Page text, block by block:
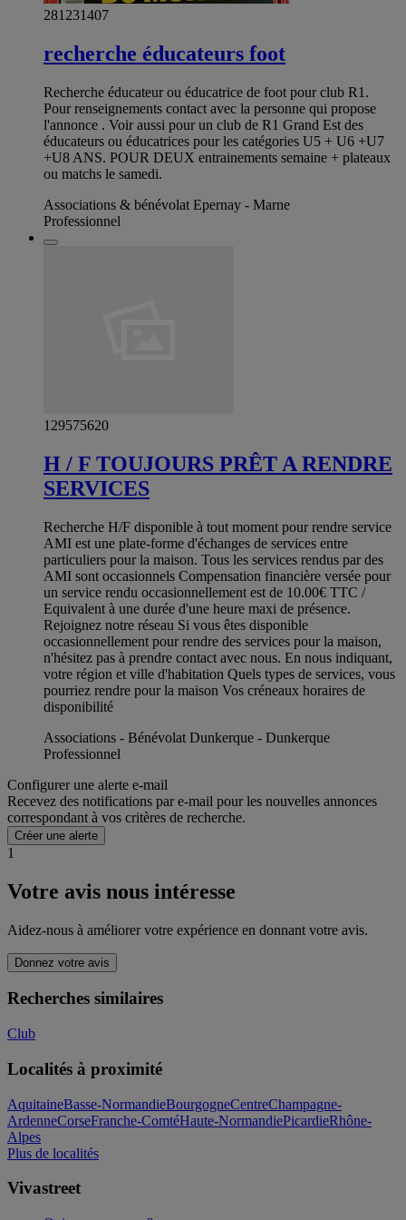
281231407
recherche éducateurs foot
Recherche éducateur ou éducatrice de foot pour club R1.
Pour renseignements contact avec la personne qui propose
l'annonce . Voir aussi pour un club de R1 Grand Est des
éducateurs ou éducatrices pour les catégories U5 + U6 +U7
+U8 ANS. POUR DEUX entrainements semaine + plateaux
ou matchs le samedi.
Associations & bénévolat Epernay - Marne
Professionnel
129575620
H / F TOUJOURS PRÊT A RENDRE
SERVICES
Recherche H/F disponible à tout moment pour rendre service
AMI est une plate-forme d'échanges de services entre
particuliers pour la maison. Tous les services rendus par des
AMI sont occasionnels Compensation financière versée pour
un service rendu occasionnellement est de 10.00€ TTC /
Equivalent à une durée d'une heure maxi de présence.
Rejoignez notre réseau Si vous êtes disponible
occasionnellement pour rendre des services pour la maison,
n'hésitez pas à prendre contact avec nous. En nous indiquant,
votre région et ville d'habitation Quels types de services, vous
pourriez rendre pour la maison Vos créneaux horaires de
disponibilité
Associations - Bénévolat Dunkerque - Dunkerque
Professionnel
Configurer une alerte e-mail
Recevez des notifications par e-mail pour les nouvelles annonces
correspondant à vos critères de recherche.
Créer une alerte
1
Votre avis nous intéresse
Aidez-nous à améliorer votre expérience en donnant votre avis.
Donnez votre avis
Recherches similaires
Club
Localités à proximité
AquitaineBasse-NormandieBourgogneCentreChampagne-
ArdenneCorseFranche-ComtéHaute-NormandiePicardieRhône-
Alpes
Plus de localités
Vivastreet